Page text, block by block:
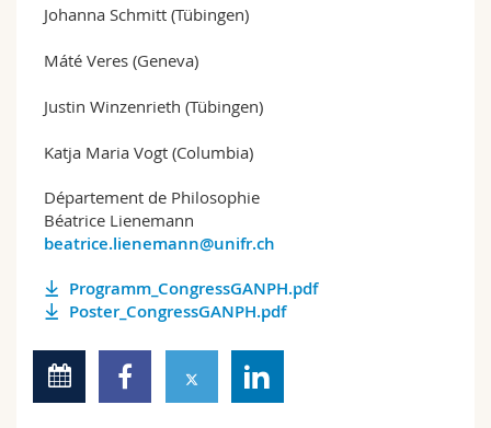
Johanna Schmitt (Tübingen)
Máté Veres (Geneva)
Justin Winzenrieth (Tübingen)
Katja Maria Vogt (Columbia)
Département de Philosophie
Béatrice Lienemann
beatrice.lienemann@unifr.ch
Programm_CongressGANPH.pdf
Poster_CongressGANPH.pdf